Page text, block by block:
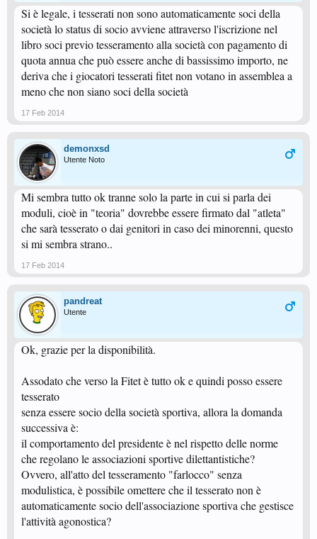
Si è legale, i tesserati non sono automaticamente soci della
società lo status di socio avviene attraverso l'iscrizione nel
libro soci previo tesseramento alla società con pagamento di
quota annua che può essere anche di bassissimo importo, ne
deriva che i giocatori tesserati fitet non votano in assemblea a
meno che non siano soci della società
17 Feb 2014
demonxsd
Utente Noto
Mi sembra tutto ok tranne solo la parte in cui si parla dei
moduli, cioè in "teoria" dovrebbe essere firmato dal "atleta"
che sarà tesserato o dai genitori in caso dei minorenni, questo
si mi sembra strano..
17 Feb 2014
pandreat
Utente
Ok, grazie per la disponibilità.
Assodato che verso la Fitet è tutto ok e quindi posso essere
tesserato
senza essere socio della società sportiva, allora la domanda
successiva è:
il comportamento del presidente è nel rispetto delle norme
che regolano le associazioni sportive dilettantistiche?
Ovvero, all'atto del tesseramento "farlocco" senza
modulistica, è possibile omettere che il tesserato non è
automaticamente socio dell'associazione sportiva che gestisce
l'attività agonostica?